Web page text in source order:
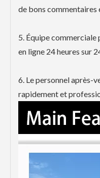
de bons commentaires
5. Équipe
en ligne 24 heures sur
6. Le personnel après-
rapidement et